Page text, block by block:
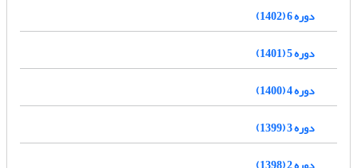
دوره 6 (1402)
دوره 5 (1401)
دوره 4 (1400)
دوره 3 (1399)